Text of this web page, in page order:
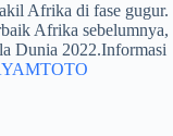
Afrika di fase gugur.
Afrika sebelumnya,
Dunia 2022.Informasi